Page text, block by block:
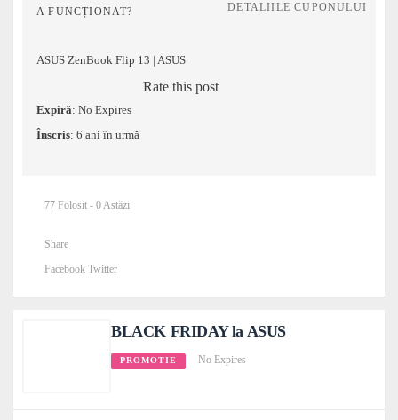
A FUNCȚIONAT? DETALIILE CUPONULUI
ASUS ZenBook Flip 13 | ASUS
Rate this post
Expiră: No Expires
Înscris: 6 ani în urmă
77 Folosit - 0 Astăzi
Share
Facebook Twitter
BLACK FRIDAY la ASUS
PROMOTIE No Expires